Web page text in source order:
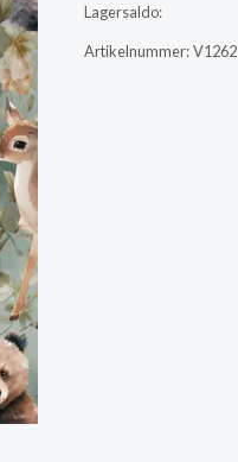
Lagersaldo:
Artikelnummer:V1262